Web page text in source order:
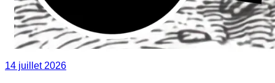
14 juillet 2026